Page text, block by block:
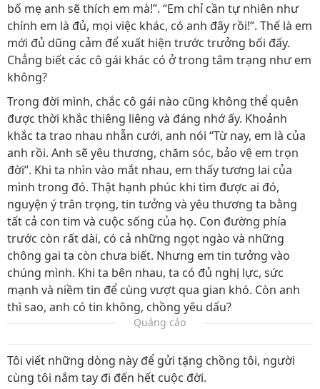
bố mẹ anh sẽ thích em mà!”. “Em chỉ cần tự nhiên như
chính em là đủ, mọi việc khác, có anh đây rồi!”. Thế là em
mới đủ dũng cảm để xuất hiện trước trưởng bối đấy.
Chẳng biết các cô gái khác có ở trong tâm trạng như em
không?
Trong đời mình, chắc cô gái nào cũng không thể quên
được thời khắc thiêng liêng và đáng nhớ ấy. Khoảnh
khắc ta trao nhau nhẫn cưới, anh nói “Từ nay, em là của
anh rồi. Anh sẽ yêu thương, chăm sóc, bảo vệ em trọn
đời”. Khi ta nhìn vào mắt nhau, em thấy tương lai của
mình trong đó. Thật hạnh phúc khi tìm được ai đó,
nguyện ý trân trọng, tin tưởng và yêu thương ta bằng
tất cả con tim và cuộc sống của họ. Con đường phía
trước còn rất dài, có cả những ngọt ngào và những
chông gai ta còn chưa biết. Nhưng em tin tưởng vào
chúng mình. Khi ta bên nhau, ta có đủ nghị lực, sức
mạnh và niềm tin để cùng vượt qua gian khó. Còn anh
thì sao, anh có tin không, chồng yêu dấu?
Quảng cáo
Tôi viết những dòng này để gửi tặng chồng tôi, người
cùng tôi nắm tay đi đến hết cuộc đời.